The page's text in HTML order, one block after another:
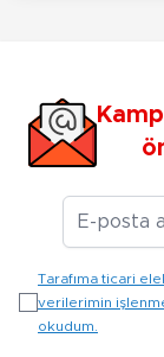
Tarafıma ticari
verilerimin
okudum.